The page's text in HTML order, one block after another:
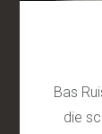
Bas
die